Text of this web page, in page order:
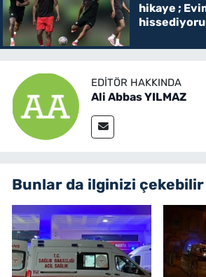
hikaye ;
EDITÖR HAKKINDA
Ali Abbas YILMAZ
Bunlar da ilginizi çekebilir